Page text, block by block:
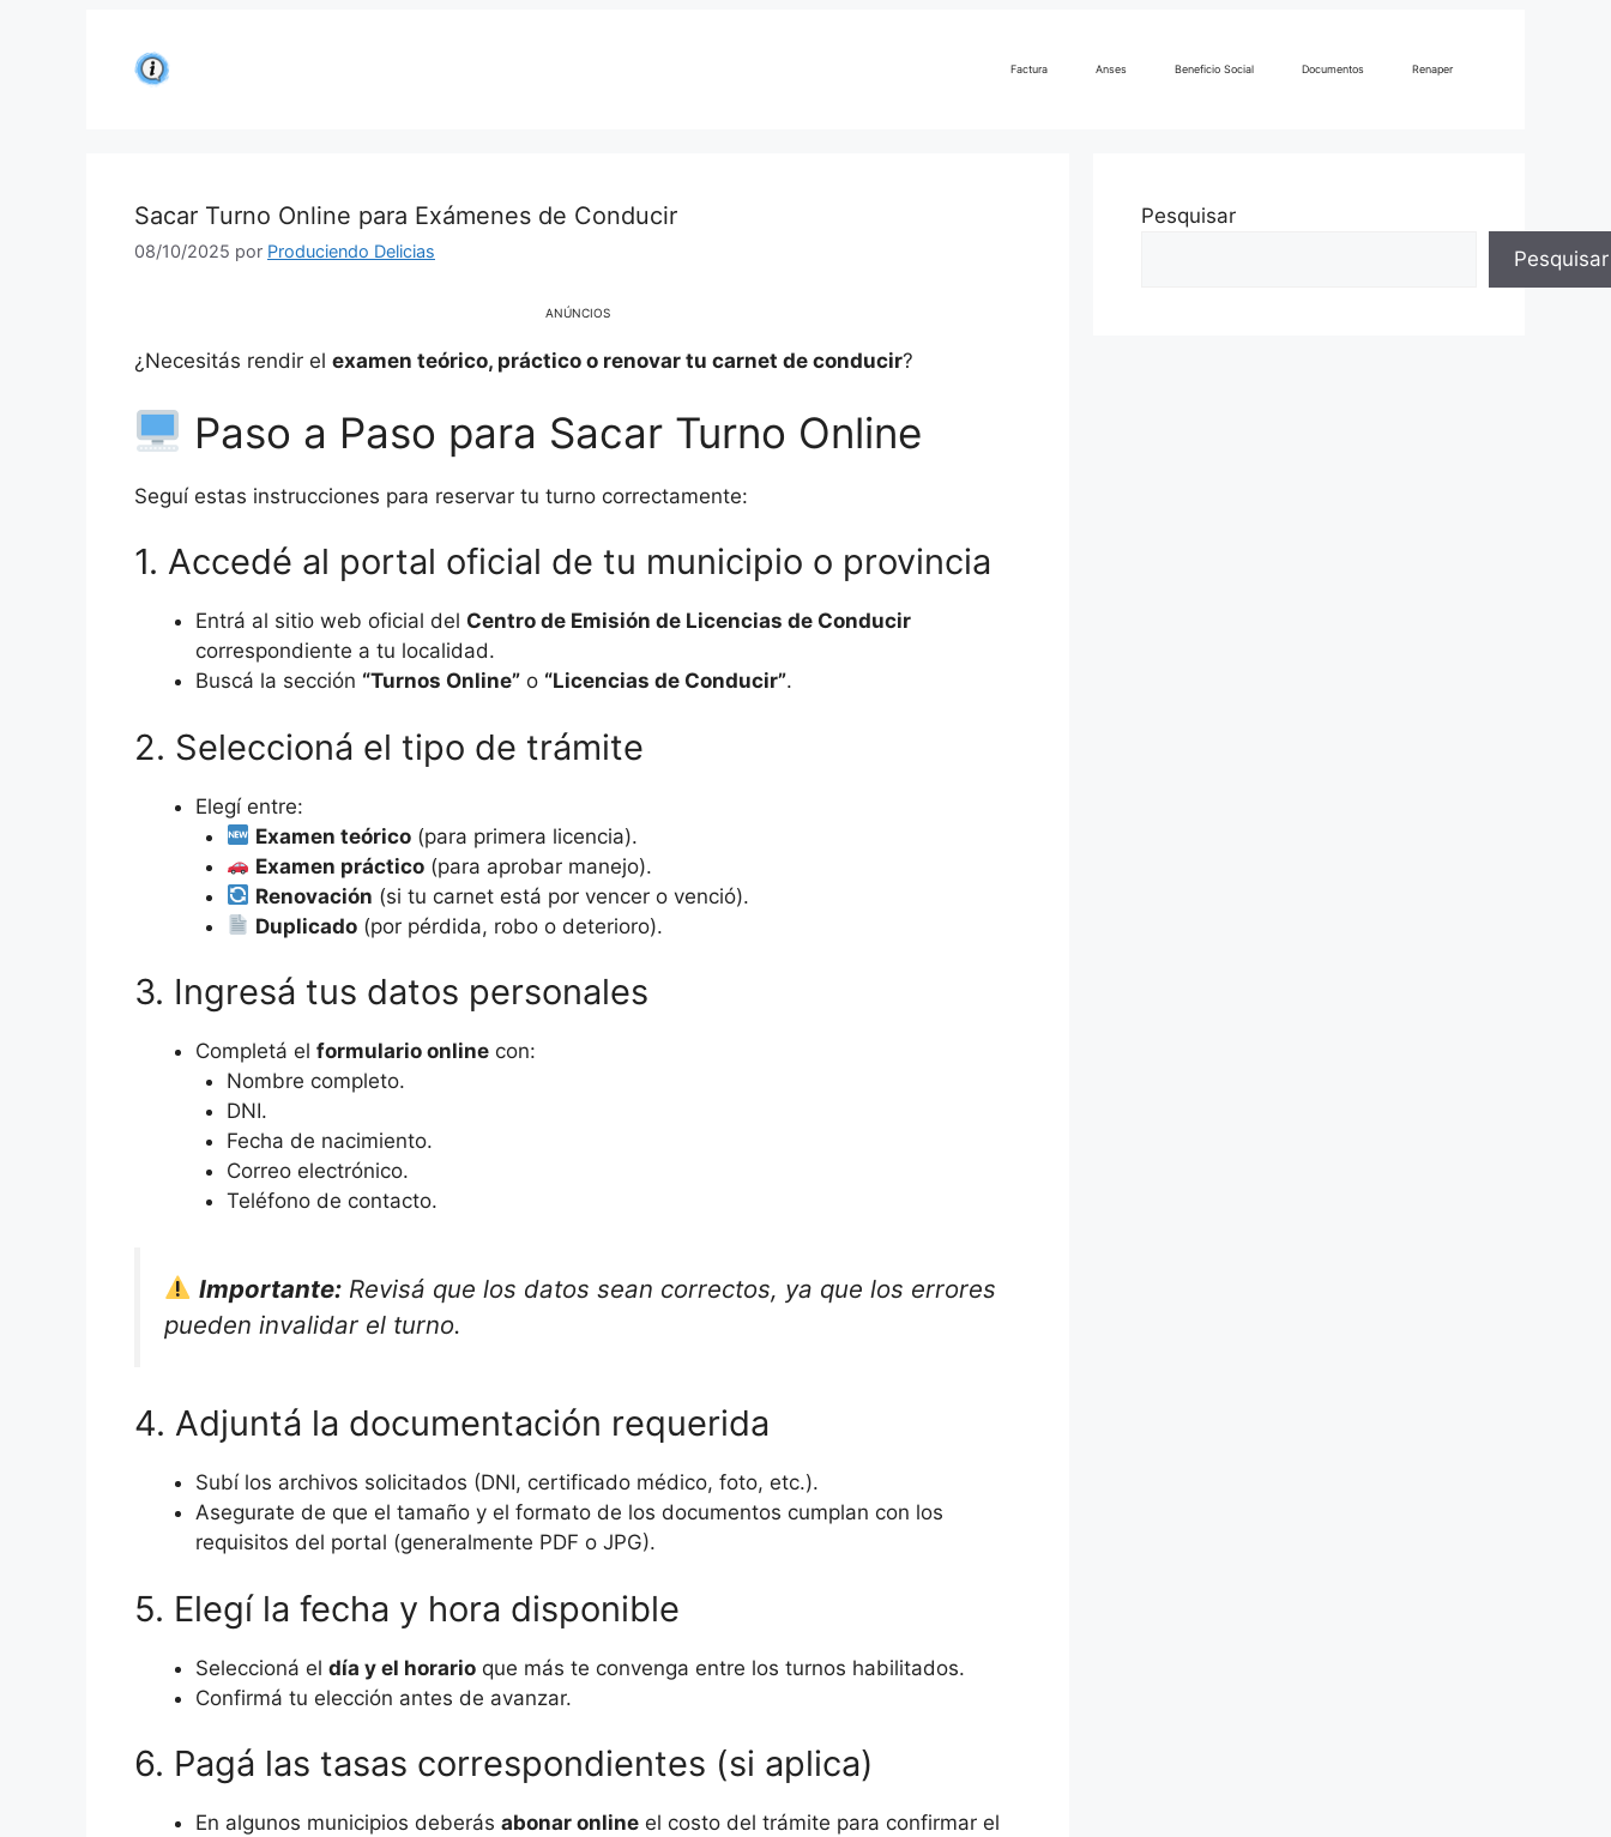
Factura Anses Beneficio Social Documentos Renaper
Sacar Turno Online para Exámenes de Conducir
08/10/2025 por Produciendo Delicias
ANÚNCIOS
¿Necesitás rendir el examen teórico, práctico o renovar tu carnet de conducir?
Paso a Paso para Sacar Turno Online
Seguí estas instrucciones para reservar tu turno correctamente:
1. Accedé al portal oficial de tu municipio o provincia
Entrá al sitio web oficial del Centro de Emisión de Licencias de Conducir
correspondiente a tu localidad.
Buscá la sección “Turnos Online” o “Licencias de Conducir”.
2. Seleccioná el tipo de trámite
Elegí entre:
Examen teórico(para primera licencia).
Examen práctico(para aprobar manejo).
Renovación (si tu carnet está por vencer o venció).
Duplicado(por pérdida, robo o deterioro).
3. Ingresá tus datos personales
Completá el formulario online con:
Nombre completo.
DNI.
Fecha de nacimiento.
Correo electrónico.
Teléfono de contacto.
Importante: Revisá que los datos sean correctos, ya que los errores
pueden invalidar el turno.
4. Adjuntá la documentación requerida
Subí los archivos solicitados (DNI, certificado médico, foto, etc.).
Asegurate de que el tamaño y el formato de los documentos cumplan con los
requisitos del portal (generalmente PDF o JPG).
5. Elegí la fecha y hora disponible
Seleccioná el día y el horario que más te convenga entre los turnos habilitados.
Confirmá tu elección antes de avanzar.
6. Pagá las tasas correspondientes (si aplica)
En algunos municipios deberás abonar online el costo del trámite para confirmar el
Pesquisar
Pesquisar